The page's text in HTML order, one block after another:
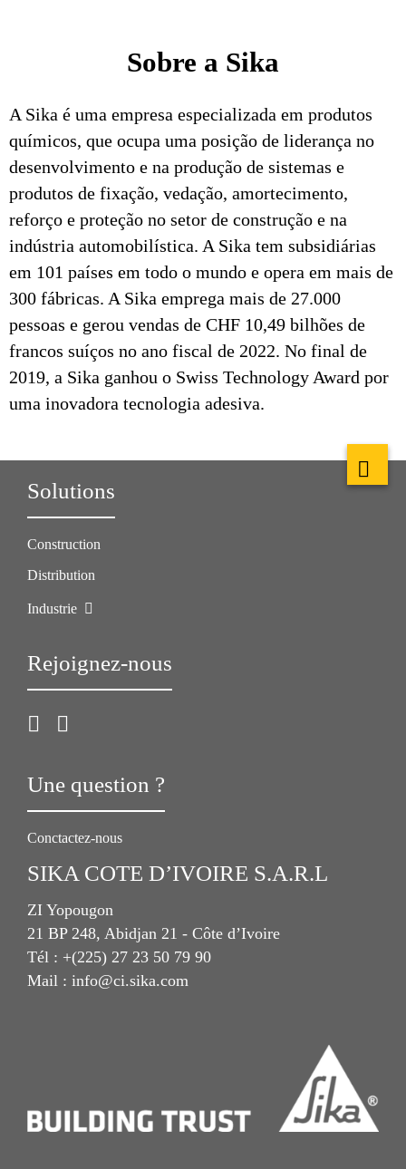
Sobre a Sika
A Sika é uma empresa especializada em produtos
químicos, que ocupa uma posição de liderança no
desenvolvimento e na produção de sistemas e
produtos de fixação, vedação, amortecimento,
reforço e proteção no setor de construção e na
indústria automobilística. A Sika tem subsidiárias
em 101 países em todo o mundo e opera em mais de
300 fábricas. A Sika emprega mais de 27.000
pessoas e gerou vendas de CHF 10,49 bilhões de
francos suíços no ano fiscal de 2022. No final de
2019, a Sika ganhou o Swiss Technology Award por
uma inovadora tecnologia adesiva.
Solutions
Construction
Distribution
Industrie
Rejoignez-nous
Une question ?
Conctactez-nous
SIKA COTE D’IVOIRE S.A.R.L
ZI Yopougon
21 BP 248, Abidjan 21 - Côte d’Ivoire
Tél : +(225) 27 23 50 79 90
Mail : info@ci.sika.com